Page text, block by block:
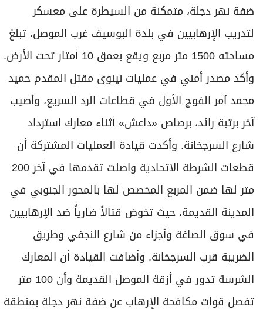
ضفة نهر دجلة، متمكنة من السيطرة على معسكر
لتدريب الإرهابيين في بلدة البوسيف غرب الموصل، تبلغ
مساحته 1500 متر مربع ويقع بعمق 10 أمتار تحت الأرض.
وأكد مصدر أمني في عمليات نينوى مقتل المقدم حميد
محمد آمر الفوج الأول في قطاعات الرد السريع، وأصيب
آخر برتبة رائد، برصاص «داعش» أثناء معارك استرداد
شارع السرجخانة. وأكدت قيادة العمليات المشتركة أن
قطعات الشرطة الاتحادية واصلت تقدمها في آخر 200
متر لها ضمن المربع المخصص لها بالمحور الجنوبي في
المدينة القديمة، حيث تخوض قتالاً ضارياً ضد الإرهابيين
في سوق الصاغة وأجزاء من شارع النجفي وطريق
الضريبة قرب السرجخانة. وأضافت القيادة أن المعارك
الشرسة تدور في أزقة الموصل القديمة وأن 100 متر
تفصل قوات مكافحة الإرهاب عن ضفة نهر دجلة بمنطقة